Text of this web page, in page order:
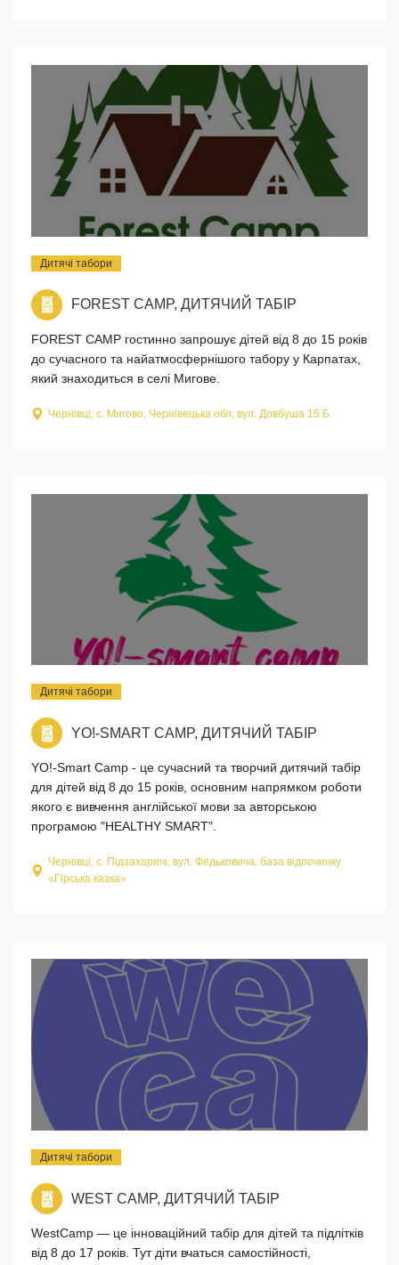
Дитячі табори
FOREST CAMP, ДИТЯЧИЙ ТАБІР
FOREST CAMP гостинно запрошує дітей від 8 до 15 років
до сучасного та найатмосфернішого табору у Карпатах,
який знаходиться в селі Мигове.
Чернівці, с. Мигово, Чернівецька обл, вул. Довбуша 15 Б
Дитячі табори
YO!-SMART CAMP, ДИТЯЧИЙ ТАБІР
YO!-Smart Camp - це сучасний та творчий дитячий табір
для дітей від 8 до 15 років, основним напрямком роботи
якого є вивчення англійської мови за авторською
програмою "HEALTHY SMART".
Чернівці, с. Підзахаричі, вул. Федьковича, база відпочинку
«Гірська казка»
Дитячі табори
WEST CAMP, ДИТЯЧИЙ ТАБІР
WestCamp — це інноваційний табір для дітей та підлітків
від 8 до 17 років. Тут діти вчаться самостійності,